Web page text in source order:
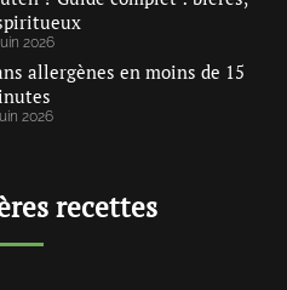
2026
allergènes en moins de 15
2026
recettes